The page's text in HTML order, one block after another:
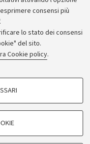
consensi più
lo stato dei consensi
del sito.
Cookie policy.
- Università di
- PI: 01131710376 -